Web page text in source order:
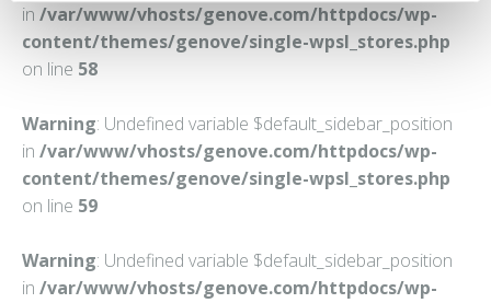
in /var/www/vhosts/genove.com/httpdocs/wp-
content/themes/genove/single-wpsl_stores.php
on line 58
Warning: Undefined variable $default_sidebar_position
in /var/www/vhosts/genove.com/httpdocs/wp-
content/themes/genove/single-wpsl_stores.php
on line 59
Warning: Undefined variable $default_sidebar_position
in /var/www/vhosts/genove.com/httpdocs/wp-